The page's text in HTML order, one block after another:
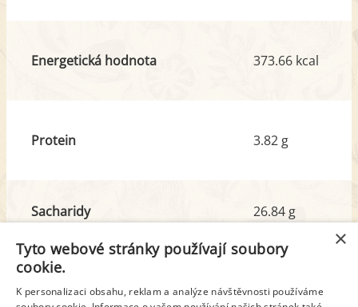
Energetická hodnota 373.66 kcal
Protein 3.82 g
Sacharidy
z toho cukr
26.84 g
20.48 g
Tuk
28.16 g
×
Tyto webové stránky používají soubory
cookie.
K personalizaci obsahu, reklam a analýze návštěvnosti používáme